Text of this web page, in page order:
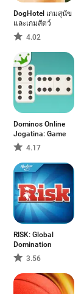
DogHotel เกมสุนัข
และเกมสัตว์
4.02
Dominos Online
Jogatina: Game
4.17
RISK: Global
Domination
3.56